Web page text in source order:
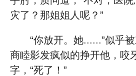
灾了？那姐姐人呢？”
“你放开。她......”似乎
商睦影发疯似的挣开他，咬
字，“死了！”